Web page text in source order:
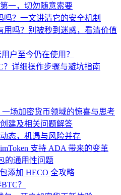
一，切勿随意索要
吗？一文讲清它的安全机制
用吗？别被秒到迷惑，看清价值
户至今仍在使用？
？详细操作步骤与避坑指南
一场加密货币领域的惊喜与思考
建及相关问题解答
态，机遇与风险并存
支持 ADA 带来的变革
的通用性问题
添加 HECO 全攻略
？